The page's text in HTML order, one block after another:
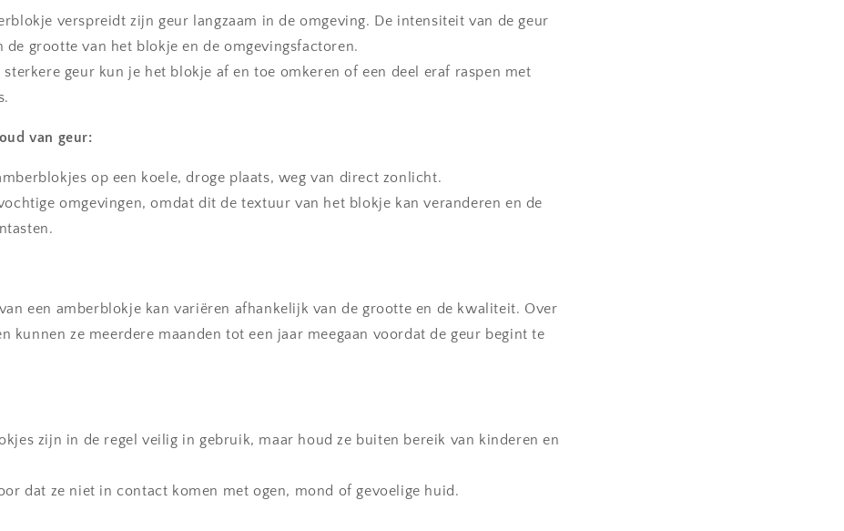
verspreidt zijn geur langzaam in de omgeving. De intensiteit van de geur
de grootte van het blokje en de omgevingsfactoren.
sterkere geur kun je het blokje af en toe omkeren of een deel eraf raspen met
van geur:
op een koele, droge plaats, weg van direct zonlicht.
omgevingen, omdat dit de textuur van het blokje kan veranderen en de
een amberblokje kan variëren afhankelijk van de grootte en de kwaliteit. Over
kunnen ze meerdere maanden tot een jaar meegaan voordat de geur begint te
zijn in de regel veilig in gebruik, maar houd ze buiten bereik van kinderen en
dat ze niet in contact komen met ogen, mond of gevoelige huid.